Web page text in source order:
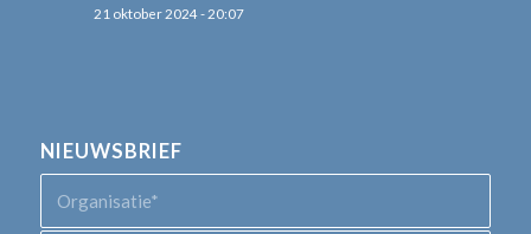
21 oktober 2024 - 20:07
NIEUWSBRIEF